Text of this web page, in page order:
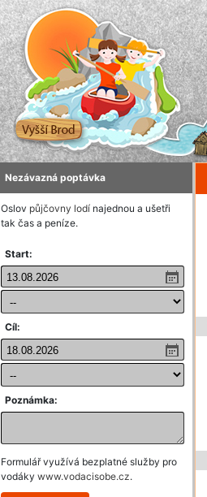
Nezávazná poptávka
Oslov půjčovny lodí najednou a ušetři
tak čas a peníze.
Start:
Cíl:
Poznámka:
Formulář využívá bezplatné služby pro
vodáky www.vodacisobe.cz.